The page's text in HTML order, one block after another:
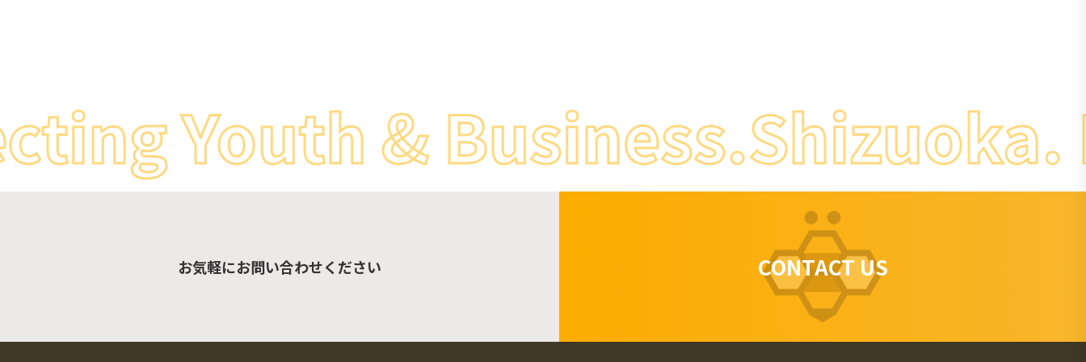
Youth & Business.Shizuoka.
お気軽にお問い合わせください CONTACT US